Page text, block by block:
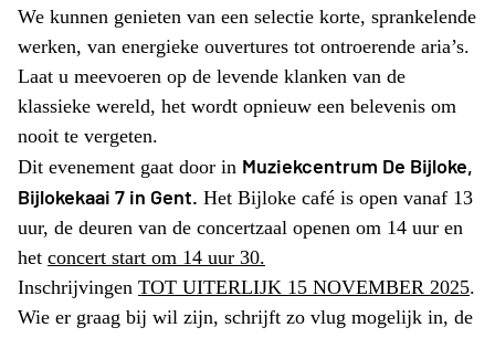
We kunnen genieten van een selectie korte, sprankelende
werken, van energieke ouvertures tot ontroerende aria’s.
Laat u meevoeren op de levende klanken van de
klassieke wereld, het wordt opnieuw een belevenis om
nooit te vergeten.
Dit evenement gaat door in Muziekcentrum De Bijloke,
Bijlokekaai 7 in Gent. Het Bijloke café is open vanaf 13
uur, de deuren van de concertzaal openen om 14 uur en
het concert start om 14 uur 30.
Inschrijvingen TOT UITERLIJK 15 NOVEMBER 2025.
Wie er graag bij wil zijn, schrijft zo vlug mogelijk in, de